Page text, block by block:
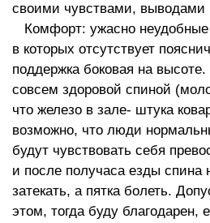
своими чувствами,
Комфорт: ужасно неудобные
в которых отсутствует
поддержка боковая на
совсем здоровой спиной
что железо в зале- штука
возможно, что люди
будут чувствовать себя
и после получаса езды спина
затекать, а пятка болеть.
этом, тогда буду благодарен,